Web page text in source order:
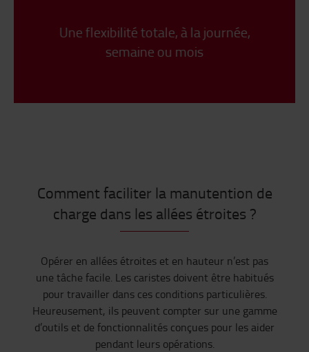
Une flexibilité totale, à la journée,
semaine ou mois
Comment faciliter la manutention de
charge dans les allées étroites ?
Opérer en allées étroites et en hauteur n’est pas
une tâche facile. Les caristes doivent être habitués
pour travailler dans ces conditions particulières.
Heureusement, ils peuvent compter sur une gamme
d’outils et de fonctionnalités conçues pour les aider
pendant leurs opérations.